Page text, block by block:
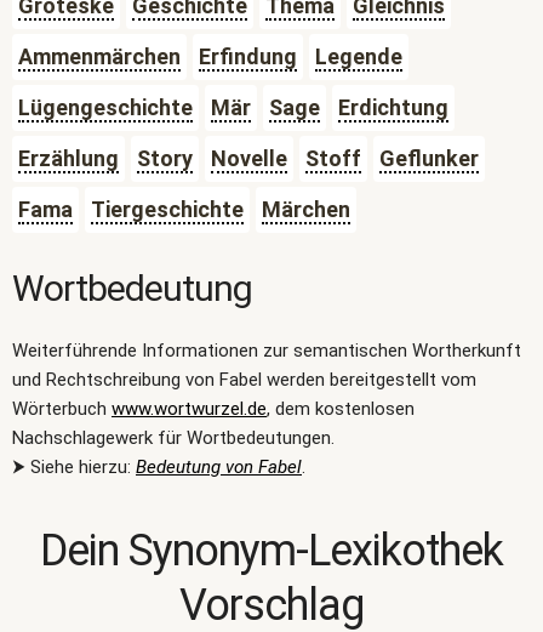
Groteske Geschichte Thema
Gleichnis
Ammenmärchen
Erfindung
Legende
Lügengeschichte
Mär Sage
Erdichtung
Erzählung
Story Novelle Stoff
Geflunker
Fama
Tiergeschichte Märchen
Wortbedeutung
Weiterführende Informationen zur semantischen Wortherkunft
und Rechtschreibung von Fabel werden bereitgestellt vom
Wörterbuch www.wortwurzel.de, dem kostenlosen
Nachschlagewerk für Wortbedeutungen.
⮞ Siehe hierzu: Bedeutung von Fabel.
Dein Synonym-Lexikothek
Vorschlag